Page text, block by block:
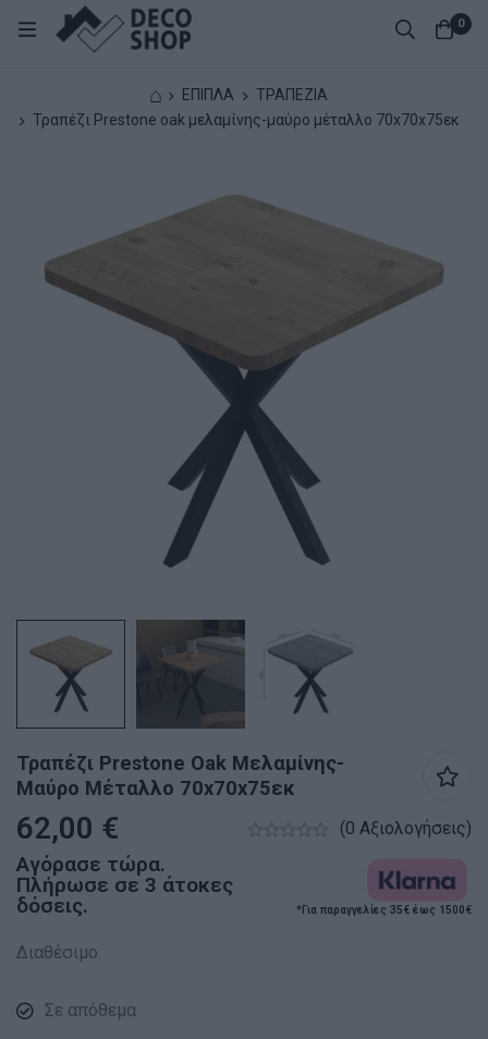
0
⌂ ΕΠΙΠΛΑ
ΤΡΑΠΕΖΙΑ
Τραπέζι Prestone oak μελαμίνης-μαύρο μέταλλο 70x70x75εκ
Τραπέζι Prestone Oak Μελαμίνης-
Μαύρο Μέταλλο 70x70x75εκ
62,00 € (0 Αξιολογήσεις)
Αγόρασε τώρα.
Πλήρωσε σε 3 άτοκες
δόσεις.
*Για παραγγελίες 35€ έως 1500€
Διαθέσιμο
Σε απόθεμα